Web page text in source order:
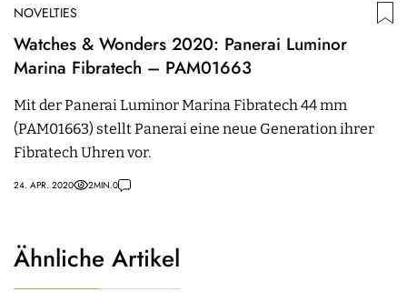
NOVELTIES
Watches & Wonders 2020: Panerai Luminor
Marina Fibratech – PAM01663
Mit der Panerai Luminor Marina Fibratech 44 mm
(PAM01663) stellt Panerai eine neue Generation ihrer
Fibratech Uhren vor.
24. APR. 2020 2MIN.0
Ähnliche Artikel